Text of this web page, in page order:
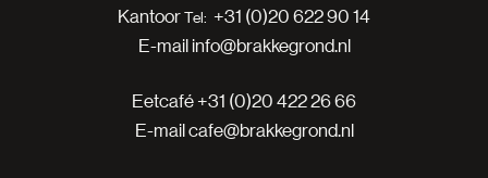
Kantoor
+31 (0)20 622 90 14
E-mailinfo@brakkegrond.nl
Eetcafé+31 (0)20 422 26 66
E-mailcafe@brakkegrond.nl